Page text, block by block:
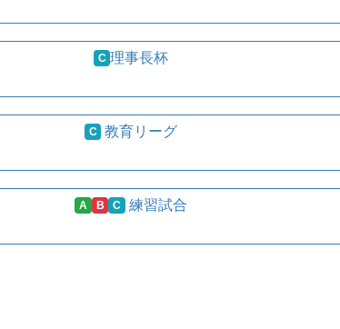
C 理事長杯
C 教育リーグ
A B C 練習試合